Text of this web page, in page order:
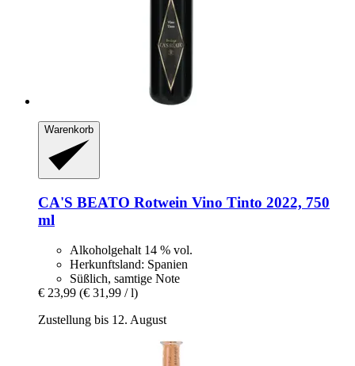
Warenkorb
CA'S BEATO Rotwein Vino Tinto 2022, 750
ml
Alkoholgehalt 14 % vol.
Herkunftsland: Spanien
Süßlich, samtige Note
€ 23,99 (€ 31,99 / l)
Zustellung bis 12. August